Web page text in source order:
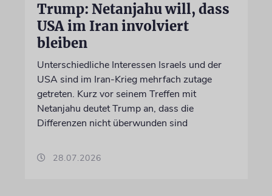
Trump: Netanjahu will, dass
USA im Iran involviert
bleiben
Unterschiedliche Interessen Israels und der
USA sind im Iran-Krieg mehrfach zutage
getreten. Kurz vor seinem Treffen mit
Netanjahu deutet Trump an, dass die
Differenzen nicht überwunden sind
28.07.2026